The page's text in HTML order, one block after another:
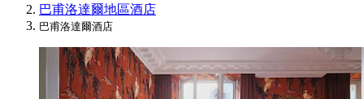
巴甫洛達爾地區酒店
巴甫洛達爾酒店